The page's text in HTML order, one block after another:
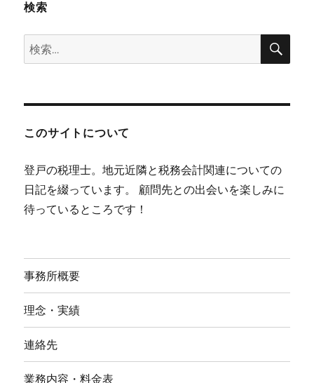
検索
検
索:
検
このサイトについて
登戸の税理士。地元近隣と税務会計関連についての
日記を綴っています。 顧問先との出会いを楽しみに
待っているところです！
事務所概要
理念・実績
連絡先
業務内容・料金表